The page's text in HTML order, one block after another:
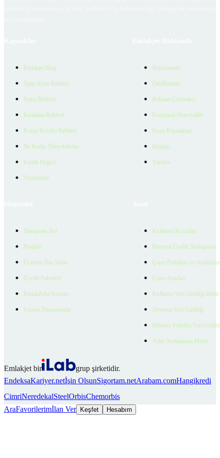
Emlakjet Blog
Satın Alma Rehberi
Satıcı Rehberi
Kiralama Rehberi
Konut Kredisi Rehberi
Ne Kadar Ödeyebilirim
Emlak Değeri
Verilerimiz
Hakkımızda
Ödüllerimiz
Reklam Çözümleri
Kurumsal Materyaller
İnsan Kaynakları
İletişim
Yardım
Danışman Bul
Projeler
Ücretsiz İlan Verin
Üyelik Paketleri
EmlakZeka Asistan
Uzman Danışmanlar
Kullanım Koşulları
Bireysel Üyelik Sözleşmesi
Çerez Politikası ve
Çerez Ayarları
Kullanıcı Veri Gizliliği
Ziyaretçi Veri Gizliliği
Müşteri Yetkilisi Veri
Aday Aydınlatma Metni
Emlakjet bir
grup şirketidir.
EndeksaKariyer.netİşin OlsunSigortam.netArabam.comHangikredi
CimriNeredekalSteelOrbisChemorbis
AraFavorilerimİlan Ver Keşfet Hesabım